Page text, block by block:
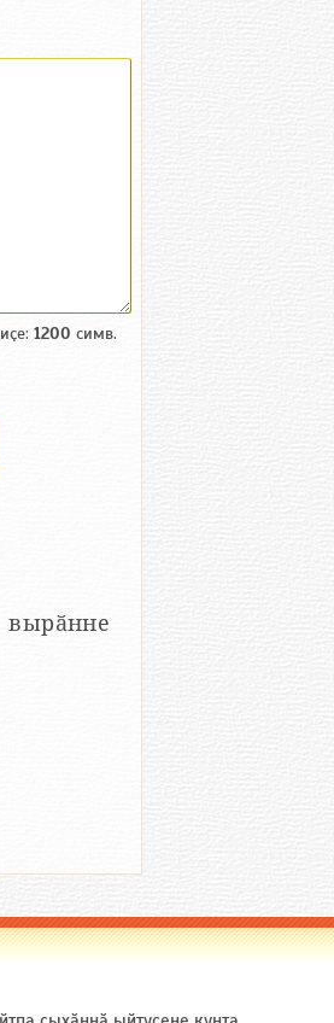
1200 симв.
вырӑнне